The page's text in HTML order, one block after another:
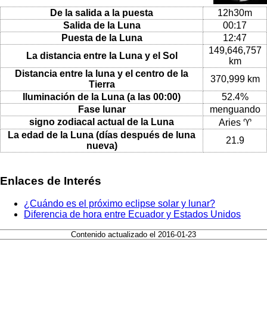
De la salida a la puesta
12h30m
Salida de la Luna
00:17
Puesta de la Luna
12:47
La distancia entre la Luna y el Sol
149,646,757
km
Distancia entre la luna y el centro de la
Tierra
370,999 km
Iluminación de la Luna (a las 00:00)
52.4%
Fase lunar
menguando
signo zodiacal actual de la Luna
Aries ♈
La edad de la Luna (días después de luna
nueva)
21.9
Enlaces de Interés
¿Cuándo es el próximo eclipse solar y lunar?
Diferencia de hora entre Ecuador y Estados Unidos
Contenido actualizado el 2016-01-23